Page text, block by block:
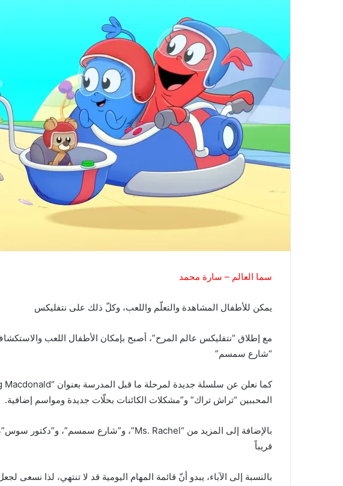
سما العالم – سارة محمد
يمكن للأطفال المشاهدة والتعلّم واللعب، وكلّ ذلك على نتفليكس
مع إطلاق “نتفليكس عالم المرح”، أصبح بإمكان الأطفال اللعب
“شارع سمسم”
المحببين “تراش تراك” و”مشكلات الكائنات بحلّات جديدة ومواسم إضافية.
قريباً
بالنسبة إلى الآباء، يبدو أنّ قائمة المهام اليومية قد لا تنتهي، لذا نسعى